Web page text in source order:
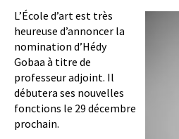
L’École d’art est très
heureuse d’annoncer la
nomination d’Hédy
Gobaa à titre de
professeur adjoint. Il
débutera ses nouvelles
fonctions le 29 décembre
prochain.